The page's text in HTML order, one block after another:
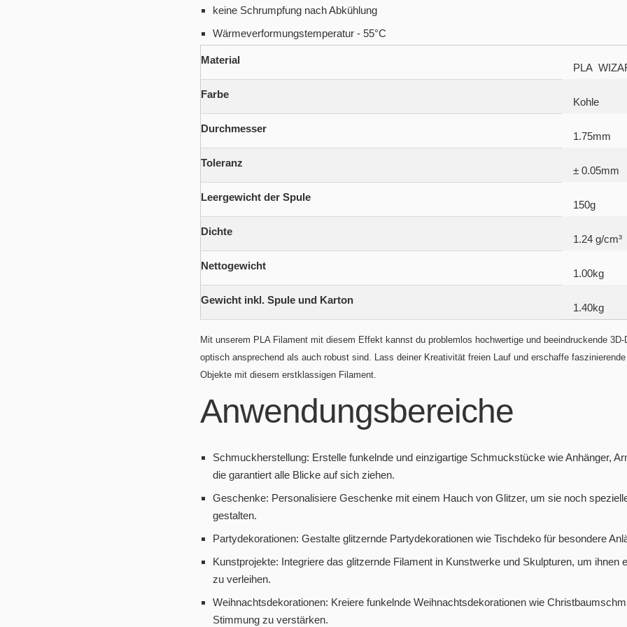
keine Schrumpfung nach Abkühlung
Wärmeverformungstemperatur - 55°C
Material
PLA
Farbe
Kohle
Durchmesser
1.75mm
Toleranz
± 0.05mm
Leergewicht der Spule
150g
Dichte
1.24 g/cm³
Nettogewicht
1.00kg
Gewicht inkl. Spule und Karton
1.40kg
Mit unserem PLA Filament mit diesem Effekt kannst du problemlos hochwertige und beeindruckende
optisch ansprechend als auch robust sind. Lass deiner Kreativität freien Lauf und erschaffe
Objekte mit diesem erstklassigen Filament.
Anwendungsbereiche
Schmuckherstellung: Erstelle funkelnde und einzigartige Schmuckstücke wie Anhänger,
die garantiert alle Blicke auf sich ziehen.
Geschenke: Personalisiere Geschenke mit einem Hauch von Glitzer, um sie noch
gestalten.
Partydekorationen: Gestalte glitzernde Partydekorationen wie Tischdeko für besondere
Kunstprojekte: Integriere das glitzernde Filament in Kunstwerke und Skulpturen, um ihnen
zu verleihen.
Weihnachtsdekorationen: Kreiere funkelnde Weihnachtsdekorationen wie
Stimmung zu verstärken.